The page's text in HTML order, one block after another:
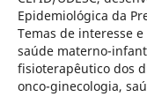
Epidemiológica da
Temas de interesse
saúde materno-
fisioterapêutico dos
onco-ginecologia,